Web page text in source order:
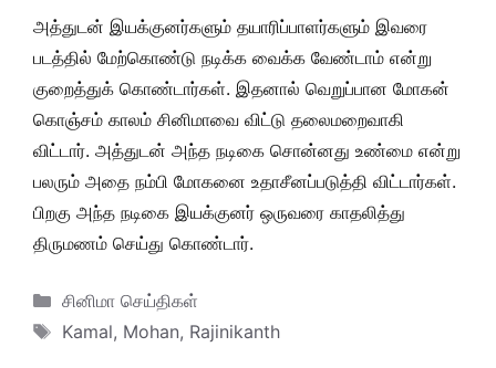
அத்துடன் இயக்குனர்களும் தயாரிப்பாளர்களும் இவரை
படத்தில் மேற்கொண்டு நடிக்க வைக்க வேண்டாம் என்று
குறைத்துக் கொண்டார்கள். இதனால் வெறுப்பான மோகன்
கொஞ்சம் காலம் சினிமாவை விட்டு தலைமறைவாகி
விட்டார். அத்துடன் அந்த நடிகை சொன்னது உண்மை என்று
பலரும் அதை நம்பி மோகனை உதாசீனப்படுத்தி விட்டார்கள்.
பிறகு அந்த நடிகை இயக்குனர் ஒருவரை காதலித்து
திருமணம் செய்து கொண்டார்.
Categories
சினிமா செய்திகள்
Tags
Kamal, Mohan, Rajinikanth